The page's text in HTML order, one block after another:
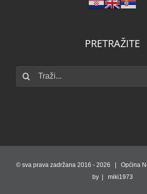
PRETRAŽITE
Traži...
© sva prava zadržana 2016 - 2026 | Općina
by | miki1973